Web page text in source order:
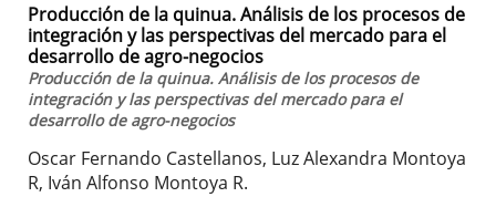
Producción de la quinua. Análisis de los procesos de
integración y las perspectivas del mercado para el
desarrollo de agro-negocios
Producción de la quinua. Análisis de los procesos de
integración y las perspectivas del mercado para el
desarrollo de agro-negocios
Oscar Fernando Castellanos, Luz Alexandra Montoya
R, Iván Alfonso Montoya R.